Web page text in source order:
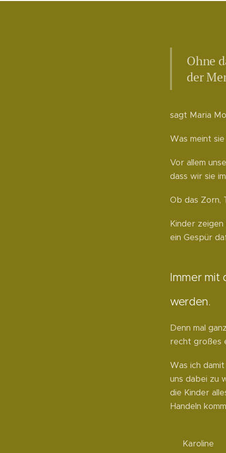
Ohne
der
sagt Maria
Was meint
Vor allem
dass wir sie
Ob das Zorn,
Kinder
ein Gespür
Immer mit
werden.
Denn mal
recht großes
Was ich
uns dabei zu
die Kinder
Handeln
☀️ Karoline